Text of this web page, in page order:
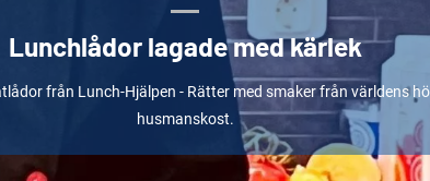
Lunchlådor lagade med kärlek
från Lunch-Hjälpen - Rätter med smaker från världens
husmanskost.